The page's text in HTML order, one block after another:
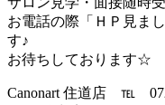
お電話の際「ＨＰ見ま
す♪
お待ちしております☆
Canonart 住道店 ℡